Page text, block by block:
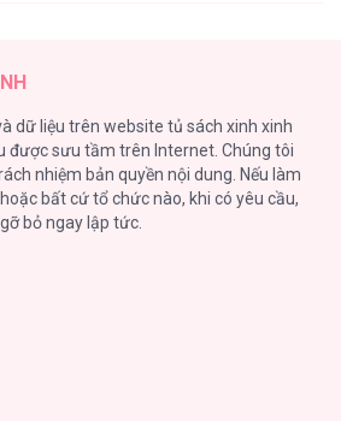
thật dễ dàng
Quan Hệ
dữ liệu trên website tủ sách xinh xinh
được sưu tầm trên Internet. Chúng tôi
nhiệm bản quyền nội dung. Nếu làm
bất cứ tổ chức nào, khi có yêu cầu,
bỏ ngay lập tức.